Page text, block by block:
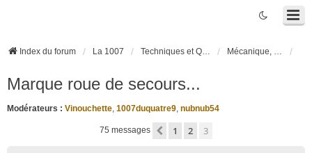
Index du forum La 1007 Techniques et Questions Mécanique, liaison au sol et pneumatiques
Marque roue de secours...
Modérateurs : Vinouchette, 1007duquatre9, nubnub54
75 messages Précédente
1 2 3